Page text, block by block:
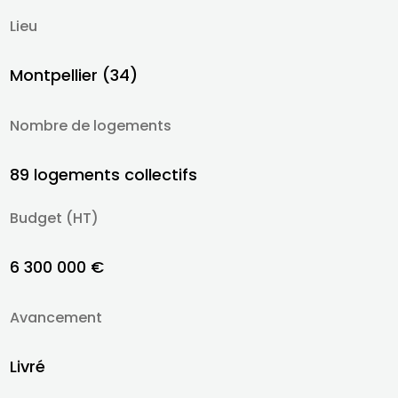
Lieu
Montpellier (34)
Nombre de logements
89 logements collectifs
Budget (HT)
6 300 000 €
Avancement
Livré